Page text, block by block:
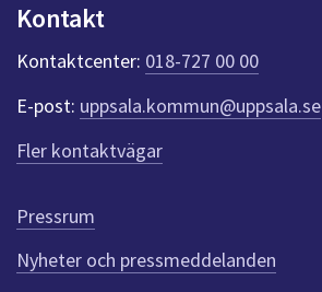
k
e
r
f
ö
r
e
n
n
a
Kontakt
Kontaktcenter: 018-727 00 00
E-post: uppsala.kommun@uppsala.se
Fler kontaktvägar
Pressrum
Nyheter och pressmeddelanden